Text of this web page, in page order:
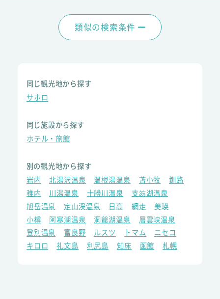
類似の検索条件
同じ観光地から探す
サホロ
同じ施設から探す
ホテル・旅館
別の観光地から探す
岩内
北湯沢温泉 温根湯温泉 苫小牧
釧路
稚内
川湯温泉 十勝川温泉
支笏湖温泉
旭岳温泉
定山渓温泉 日高 網走
美瑛
小樽
阿寒湖温泉 洞爺湖温泉
層雲峡温泉
登別温泉
富良野 ルスツ トマム
ニセコ
キロロ
礼文島 利尻島 知床 函館 札幌